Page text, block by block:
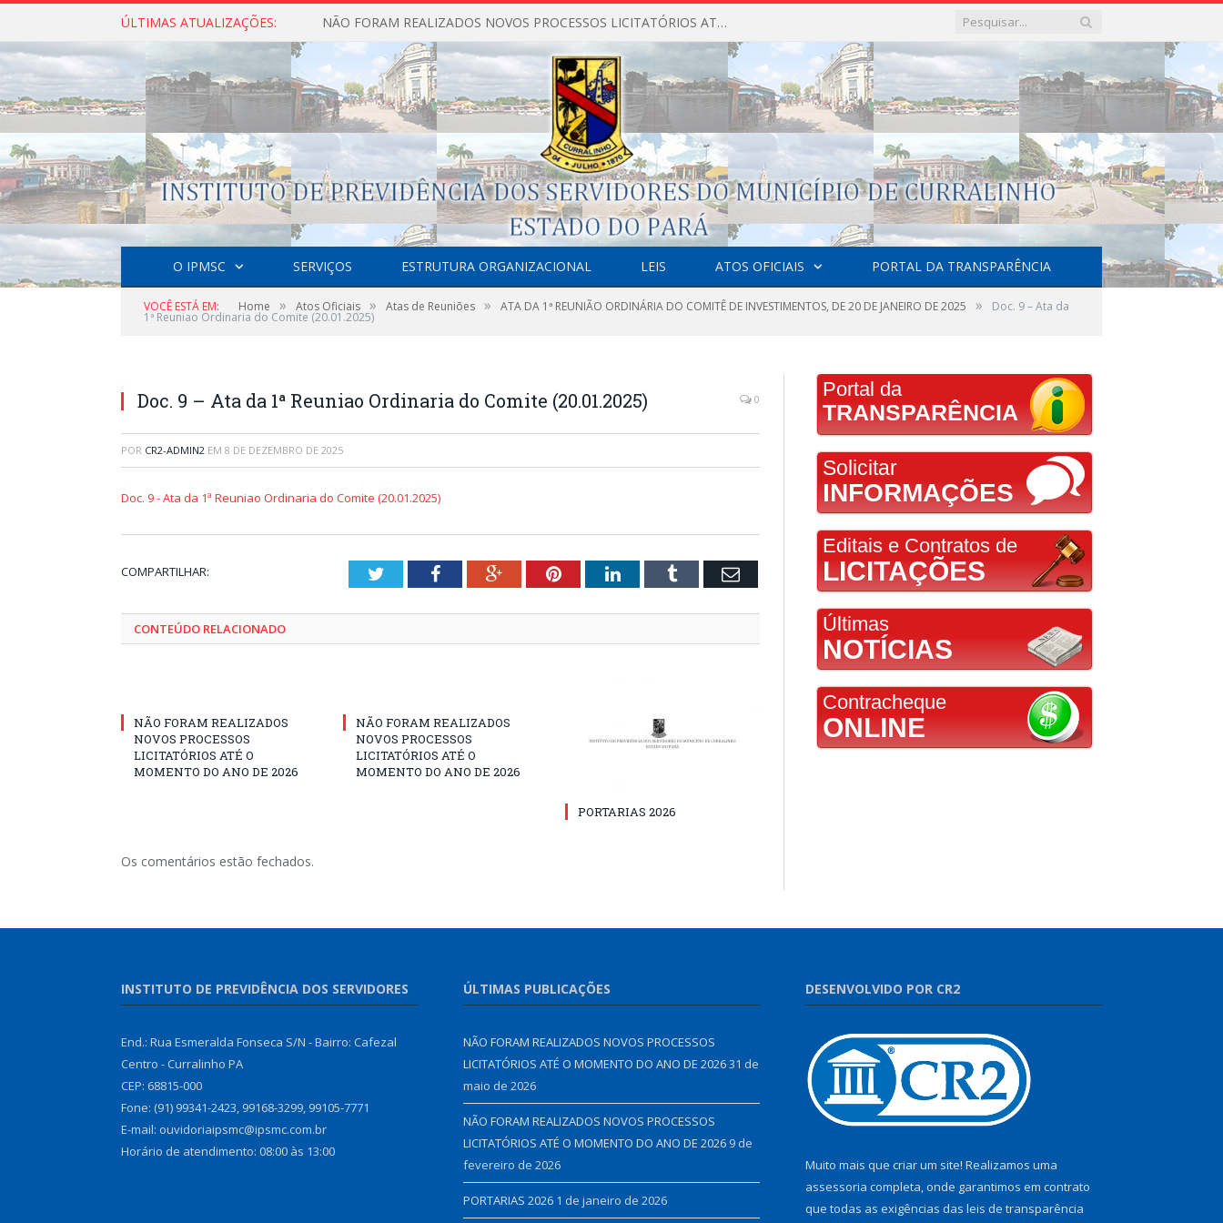
ÚLTIMAS ATUALIZAÇÕES: NÃO FORAM REALIZADOS NOVOS PROCESSOS LICITATÓRIOS ATÉ O MOMENTO DO ANO DE 2026
O IPMSC SERVIÇOS ESTRUTURA ORGANIZACIONAL LEIS ATOS OFICIAIS PORTAL DA TRANSPARÊNCIA
VOCÊ ESTÁ EM: Home » Atos Oficiais » Atas de Reuniões » ATA DA 1ª REUNIÃO ORDINÁRIA DO COMITÊ DE INVESTIMENTOS, DE 20 DE JANEIRO DE 2025 » Doc. 9 – Ata da
1ª Reuniao Ordinaria do Comite (20.01.2025)
Doc. 9 – Ata da 1ª Reuniao Ordinaria do Comite (20.01.2025) 0
POR CR2-ADMIN2 EM 8 DE DEZEMBRO DE 2025
Doc. 9 - Ata da 1ª Reuniao Ordinaria do Comite (20.01.2025)
COMPARTILHAR: TwitterFacebookGoogle+PinterestLinkedInTumblr Email
CONTEÚDO RELACIONADO
NÃO FORAM REALIZADOS
NOVOS PROCESSOS
LICITATÓRIOS ATÉ O
MOMENTO DO ANO DE 2026
NÃO FORAM REALIZADOS
NOVOS PROCESSOS
LICITATÓRIOS ATÉ O
MOMENTO DO ANO DE 2026
PORTARIAS 2026
Os comentários estão fechados.
Portal da
TRANSPARÊNCIA
Solicitar
INFORMAÇÕES
Editais e Contratos de
LICITAÇÕES
Últimas
NOTÍCIAS
Contracheque
ONLINE
INSTITUTO DE PREVIDÊNCIA DOS SERVIDORES
End.: Rua Esmeralda Fonseca S/N - Bairro: Cafezal
Centro - Curralinho PA
CEP: 68815-000
Fone: (91) 99341-2423, 99168-3299, 99105-7771
E-mail: ouvidoriaipsmc@ipsmc.com.br
Horário de atendimento: 08:00 às 13:00
ÚLTIMAS PUBLICAÇÕES
NÃO FORAM REALIZADOS NOVOS PROCESSOS
LICITATÓRIOS ATÉ O MOMENTO DO ANO DE 202631 de
maio de 2026
NÃO FORAM REALIZADOS NOVOS PROCESSOS
LICITATÓRIOS ATÉ O MOMENTO DO ANO DE 2026 9 de
fevereiro de 2026
PORTARIAS 2026 1 de janeiro de 2026
DESENVOLVIDO POR CR2
Muito mais que criar um site! Realizamos uma
assessoria completa, onde garantimos em contrato
que todas as exigências das leis de transparência